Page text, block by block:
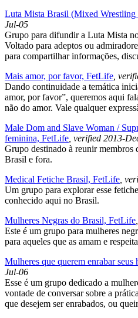
Luta Mista Brasil (Mixed
Jul-05
Grupo para difundir a Luta Mista
Voltado para adeptos ou
para compartilhar informações,
Mais amor, por favor, FetLife ,
Dando continuidade a temática
amor, por favor”, queremos aqui
não do amor. Vale qualquer
Male Dom and Slave Woman /
feminina, FetLife , verified 2013-
Grupo destinado à reunir membros
Brasil e fora.
Medical Fetiche Brasil, FetLife ,
Um grupo para explorar esse
conhecido aqui no Brasil.
Mulheres Negras do Brasil, FetLife
Este é um grupo para mulheres
para aqueles que as amam e
Mulheres que querem enrabar seus
Jul-06
Esse é um grupo dedicado a
vontade de conversar sobre a
que desejem ser enrabados, ou